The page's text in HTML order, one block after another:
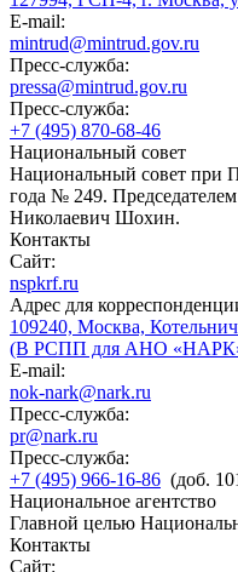
E-mail:
mintrud@mintrud.gov.ru
Пресс-служба:
pressa@mintrud.gov.ru
Пресс-служба:
+7 (495) 870-68-46
Национальный совет
Национальный совет при
года № 249.
Николаевич Шохин.
Контакты
Сайт:
nspkrf.ru
Адрес для
109240, Москва,
(В РСПП для АНО
E-mail:
nok-nark@nark.ru
Пресс-служба:
pr@nark.ru
Пресс-служба:
+7 (495) 966-16-86 (доб.
Национальное агентство
Главной целью
Контакты
Сайт: